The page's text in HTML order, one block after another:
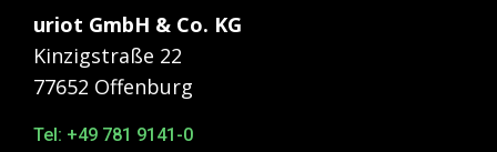
uriot GmbH & Co. KG
Kinzigstraße 22
77652 Offenburg
Tel: +49 781 9141-0